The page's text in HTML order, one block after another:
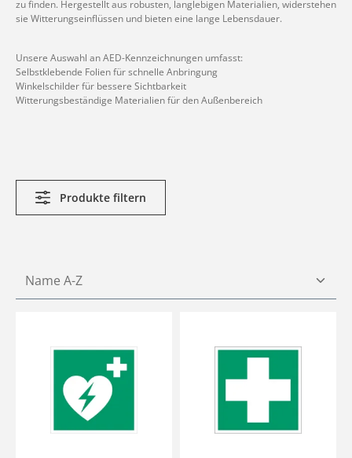
zu finden. Hergestellt aus robusten, langlebigen Materialien, widerstehen
sie Witterungseinflüssen und bieten eine lange Lebensdauer.
Unsere Auswahl an AED-Kennzeichnungen umfasst:
Selbstklebende Folien für schnelle Anbringung
Winkelschilder für bessere Sichtbarkeit
Witterungsbeständige Materialien für den Außenbereich
Produkte filtern